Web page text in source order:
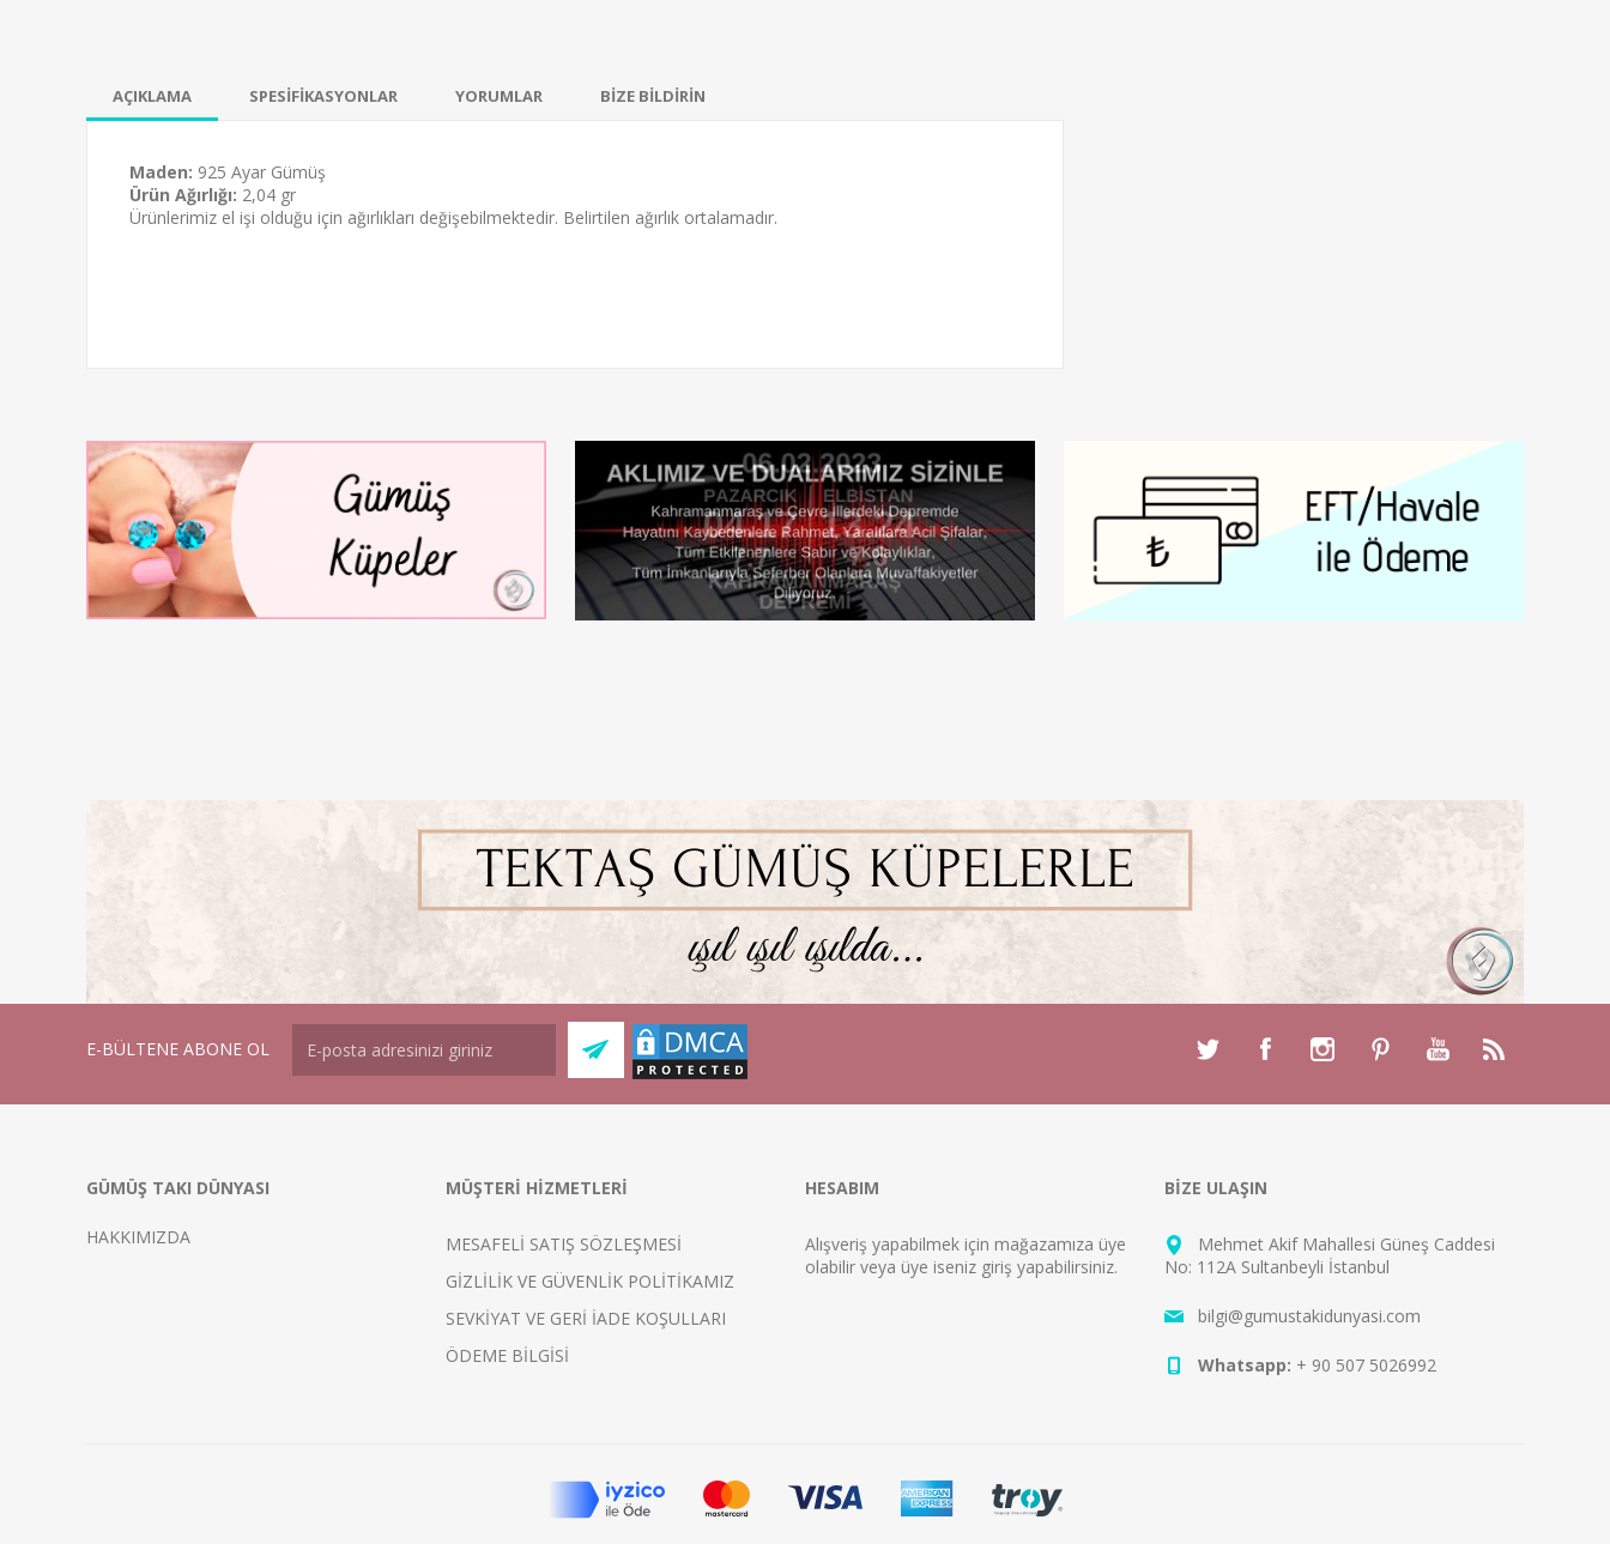
AÇIKLAMA SPESİFİKASYONLAR YORUMLAR BİZE BİLDİRİN
Maden: 925 Ayar Gümüş
Ürün Ağırlığı: 2,04 gr
Ürünlerimiz el işi olduğu için ağırlıkları değişebilmektedir. Belirtilen ağırlık ortalamadır.
E-BÜLTENE ABONE OL
GÜMÜŞ TAKI DÜNYASI
HAKKIMIZDA
MÜŞTERİ HİZMETLERİ
MESAFELİ SATIŞ SÖZLEŞMESİ
GİZLİLİK VE GÜVENLİK POLİTİKAMIZ
SEVKİYAT VE GERİ İADE KOŞULLARI
ÖDEME BİLGİSİ
HESABIM
Alışveriş yapabilmek için mağazamıza üye
olabilir veya üye iseniz giriş yapabilirsiniz.
BİZE ULAŞIN
Mehmet Akif Mahallesi Güneş Caddesi
No: 112A Sultanbeyli İstanbul
bilgi@gumustakidunyasi.com
Whatsapp: + 90 507 5026992